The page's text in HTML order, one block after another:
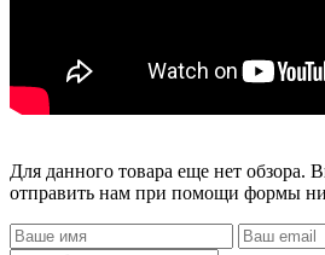
Для данного товара еще нет обзора.
отправить нам при помощи формы